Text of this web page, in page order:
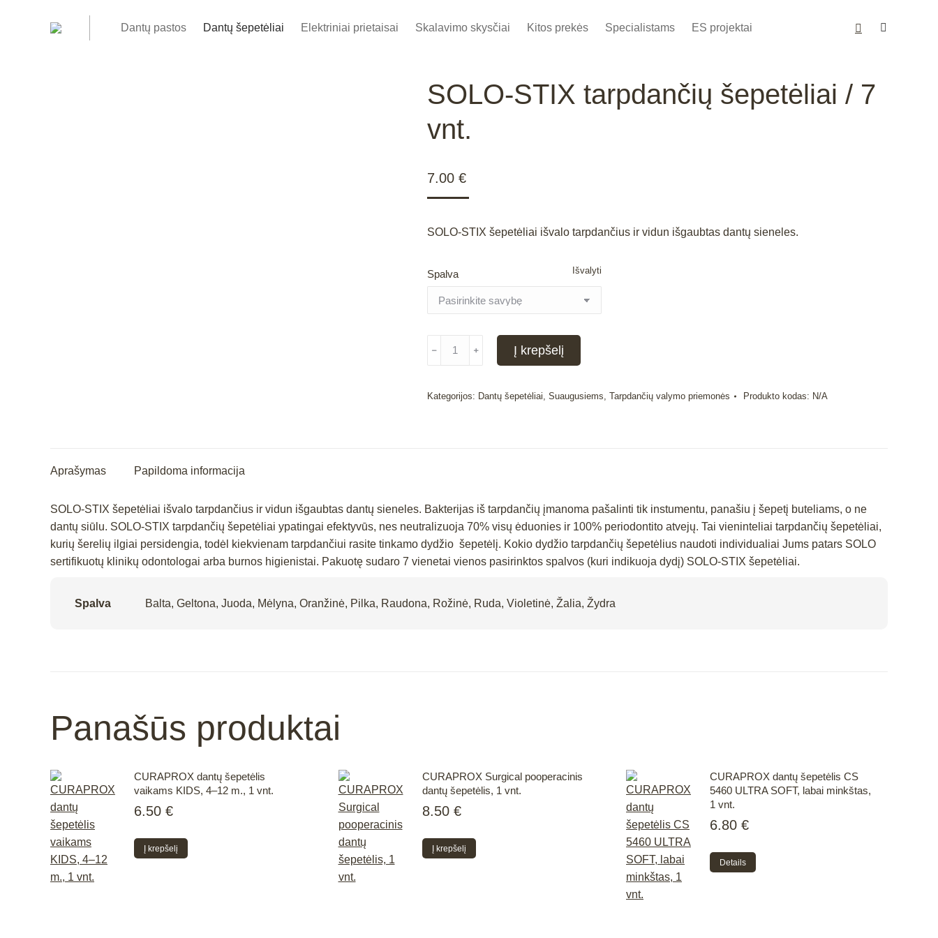
Dantų pastos Dantų šepetėliai Elektriniai prietaisai Skalavimo skysčiai Kitos prekės Specialistams ES projektai
SOLO-STIX tarpdančių šepetėliai / 7
vnt.
7.00 €
SOLO-STIX šepetėliai išvalo tarpdančius ir vidun išgaubtas dantų sieneles.
Spalva Išvalyti
STIX
﹣ ﹢ Į krepšelį
Kategorijos: Dantų šepetėliai, Suaugusiems, Tarpdančių valymo priemonės Produkto kodas: N/A
Aprašymas Papildoma informacija
SOLO-STIX šepetėliai išvalo tarpdančius ir vidun išgaubtas dantų sieneles. Bakterijas iš tarpdančių įmanoma pašalinti tik instumentu, panašiu į šepetį buteliams, o ne
dantų siūlu. SOLO-STIX tarpdančių šepetėliai ypatingai efektyvūs, nes neutralizuoja 70% visų ėduonies ir 100% periodontito atvejų. Tai vieninteliai tarpdančių šepetėliai,
kurių šerelių ilgiai persidengia, todėl kiekvienam tarpdančiui rasite tinkamo dydžio šepetėlį. Kokio dydžio tarpdančių šepetėlius naudoti individualiai Jums patars SOLO
sertifikuotų klinikų odontologai arba burnos higienistai. Pakuotę sudaro 7 vienetai vienos pasirinktos spalvos (kuri indikuoja dydį) SOLO-STIX šepetėliai.
Spalva Balta, Geltona, Juoda, Mėlyna, Oranžinė, Pilka, Raudona, Rožinė, Ruda, Violetinė, Žalia, Žydra
Panašūs produktai
CURAPROX dantų šepetėlis
vaikams KIDS, 4–12 m., 1 vnt.
6.50 €
Į krepšelį
CURAPROX Surgical pooperacinis
dantų šepetėlis, 1 vnt.
8.50 €
Į krepšelį
CURAPROX dantų šepetėlis CS
5460 ULTRA SOFT, labai minkštas,
1 vnt.
6.80 €
Details